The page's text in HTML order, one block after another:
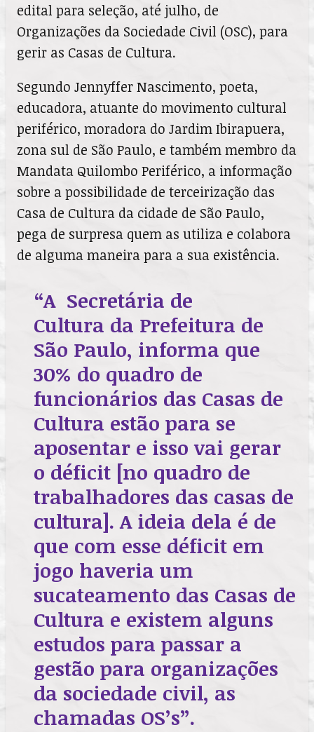
edital para seleção, até julho, de
Organizações da Sociedade Civil (OSC), para
gerir as Casas de Cultura.
Segundo Jennyffer Nascimento, poeta,
educadora, atuante do movimento cultural
periférico, moradora do Jardim Ibirapuera,
zona sul de São Paulo, e também membro da
Mandata Quilombo Periférico, a informação
sobre a possibilidade de terceirização das
Casa de Cultura da cidade de São Paulo,
pega de surpresa quem as utiliza e colabora
de alguma maneira para a sua existência.
“A Secretária de
Cultura da Prefeitura de
São Paulo, informa que
30% do quadro de
funcionários das Casas de
Cultura estão para se
aposentar e isso vai gerar
o déficit [no quadro de
trabalhadores das casas de
cultura]. A ideia dela é de
que com esse déficit em
jogo haveria um
sucateamento das Casas de
Cultura e existem alguns
estudos para passar a
gestão para organizações
da sociedade civil, as
chamadas OS’s”.